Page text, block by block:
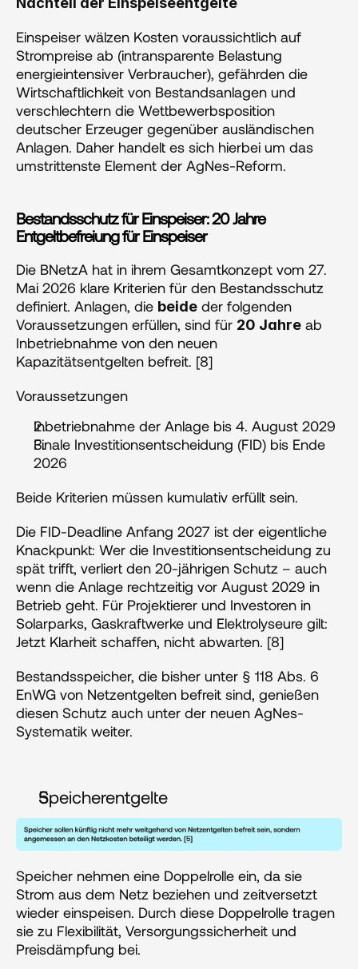
Einspeiser wälzen Kosten voraussichtlich auf
Strompreise ab (intransparente Belastung
energieintensiver Verbraucher), gefährden die
Wirtschaftlichkeit von Bestandsanlagen und
verschlechtern die Wettbewerbsposition
deutscher Erzeuger gegenüber ausländischen
Anlagen. Daher handelt es sich hierbei um das
umstrittenste Element der AgNes-Reform.
Bestandsschutz für Einspeiser: 20 Jahre
Entgeltbefreiung für Einspeiser
Die BNetzA hat in ihrem Gesamtkonzept vom 27.
Mai 2026 klare Kriterien für den Bestandsschutz
definiert. Anlagen, die beide der folgenden
Voraussetzungen erfüllen, sind für 20 Jahre ab
Inbetriebnahme von den neuen
Kapazitätsentgelten befreit. [8]
Voraussetzungen
Inbetriebnahme der Anlage bis 4. August 2029
Finale Investitionsentscheidung (FID) bis Ende
2026
Beide Kriterien müssen kumulativ erfüllt sein.
Die FID-Deadline Anfang 2027 ist der eigentliche
Knackpunkt: Wer die Investitionsentscheidung zu
spät trifft, verliert den 20-jährigen Schutz – auch
wenn die Anlage rechtzeitig vor August 2029 in
Betrieb geht. Für Projektierer und Investoren in
Solarparks, Gaskraftwerke und Elektrolyseure gilt:
Jetzt Klarheit schaffen, nicht abwarten. [8]
Bestandsspeicher, die bisher unter § 118 Abs. 6
EnWG von Netzentgelten befreit sind, genießen
diesen Schutz auch unter der neuen AgNes-
Systematik weiter.
Speicherentgelte
Speicher nehmen eine Doppelrolle ein, da sie
Strom aus dem Netz beziehen und zeitversetzt
wieder einspeisen. Durch diese Doppelrolle tragen
sie zu Flexibilität, Versorgungssicherheit und
Preisdämpfung bei.